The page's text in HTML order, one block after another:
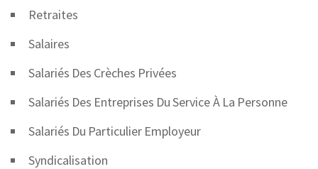
Retraites
Salaires
Salariés Des Crèches Privées
Salariés Des Entreprises Du Service À La Personne
Salariés Du Particulier Employeur
Syndicalisation